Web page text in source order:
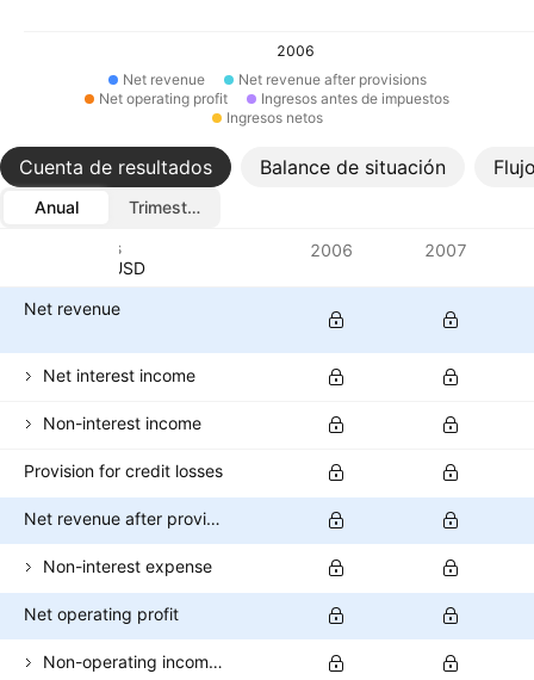
2006
Net revenue
Net revenue after provisions
Net operating profit
Ingresos antes de impuestos
Ingresos netos
Cuenta de resultados Balance de situación
Anual
Trimestral
Métricas
Divisa: USD
2006 2007
Net revenue
Net interest income
Non-interest income
Provision for credit losses
Net revenue after provisions
Non-interest expense
Net operating profit
Non-operating income (expense)